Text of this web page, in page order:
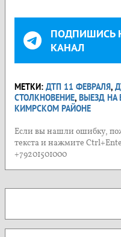
ПОДПИШИСЬ
КАНАЛ
МЕТКИ: ДТП 11 ФЕВРАЛЯ,
СТОЛКНОВЕНИЕ, ВЫЕЗД НА
КИМРСКОМ РАЙОНЕ
Если вы нашли ошибку,
текста и нажмите
+79201501000